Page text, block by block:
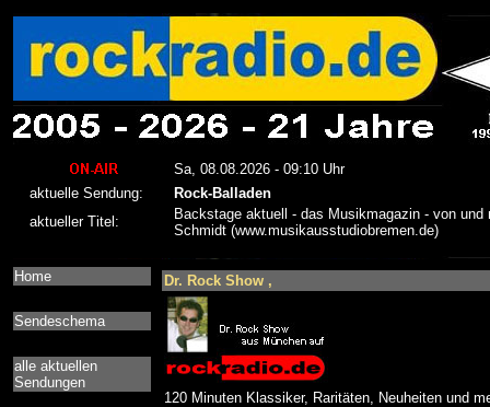
Home
Sendeschema
alle aktuellen
Sendungen
Dr. Rock Show ,
120 Minuten Klassiker, Raritäten, Neuheiten und